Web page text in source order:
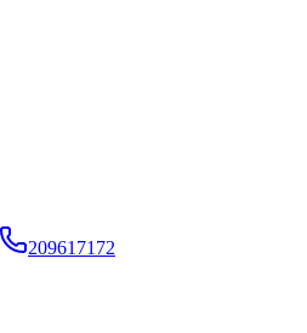
209617172